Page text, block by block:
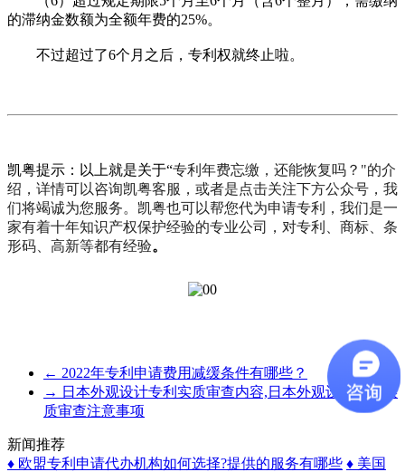
的滞纳金数额为全额年费的25%。
不过超过了6个月之后，专利权就终止啦。
凯粤提示：以上就是关于“专利年费忘缴，还能恢复吗？ "的介
绍，详情可以咨询凯粤客服，或者是点击关注下方公众号，我
们将竭诚为您服务。凯粤也可以帮您代为申请专利，我们是一
家有着十年知识产权保护经验的专业公司，对专利、商标、条
形码、高新等都有经验。
← 2022年专利申请费用减缓条件有哪些？
→ 日本外观设计专利实质审查内容,日本外观设计专利实
质审查注意事项
新闻推荐
♦ 欧盟专利申请代办机构如何选择?提供的服务有哪些 ♦ 美国